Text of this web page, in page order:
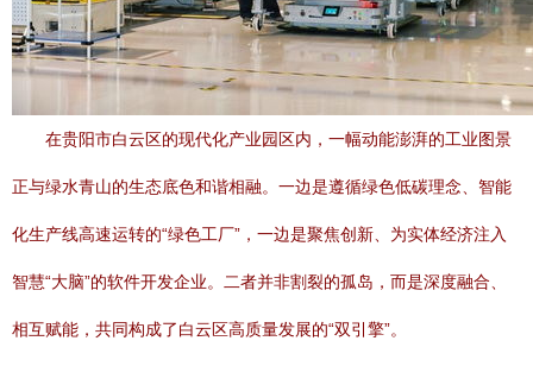
在贵阳市白云区的现代化产业园区内，一幅动能澎湃的工业图景
正与绿水青山的生态底色和谐相融。一边是遵循绿色低碳理念、智能
化生产线高速运转的“绿色工厂”，一边是聚焦创新、为实体经济注入
智慧“大脑”的软件开发企业。二者并非割裂的孤岛，而是深度融合、
相互赋能，共同构成了白云区高质量发展的“双引擎”。